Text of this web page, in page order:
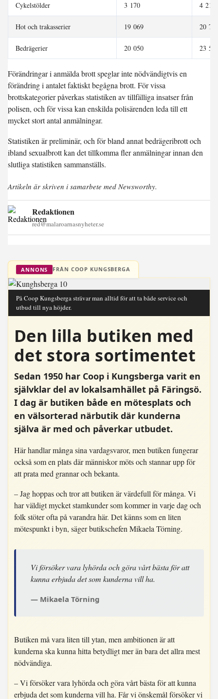
Cykelstölder 3 170 4 210
Hot och trakasserier 19 069 20
Bedrägerier 20 050 23
Förändringar i anmälda brott speglar inte nödvändigtvis en
förändring i antalet faktiskt begågna brott. För vissa
brottskategorier påverkas statistiken av tillfälliga insatser från
polisen, och för vissa kan enskilda polisärenden leda till ett
mycket stort antal anmälningar.
Statistiken är preliminär, och för bland annat bedrägeribrott och
ibland sexualbrott kan det tillkomma fler anmälningar innan den
slutliga statistiken sammanställs.
Artikeln är skriven i samarbete med Newsworthy.
Redaktionen
red@malaroarnasnyheter.se
ANNONS FRÅN COOP KUNGSBERGA
På Coop Kungsberga strävar man alltid för att ta både service och
utbud till nya höjder.
Den lilla butiken med
det stora sortimentet
Sedan 1950 har Coop i Kungsberga varit en
självklar del av lokalsamhället på Färingsö.
I dag är butiken både en mötesplats och
en välsorterad närbutik där kunderna
själva är med och påverkar utbudet.
Här handlar många sina vardagsvaror, men butiken fungerar
också som en plats där människor möts och stannar upp för
att prata med grannar och bekanta.
– Jag hoppas och tror att butiken är värdefull för många. Vi
har väldigt mycket stamkunder som kommer in varje dag och
folk stöter ofta på varandra här. Det känns som en liten
mötespunkt i byn, säger butikschefen Mikaela Törning.
Vi försöker vara lyhörda och göra vårt bästa för att
kunna erbjuda det som kunderna vill ha.
Mikaela Törning
Butiken må vara liten till ytan, men ambitionen är att
kunderna ska kunna hitta betydligt mer än bara det allra mest
nödvändiga.
– Vi försöker vara lyhörda och göra vårt bästa för att kunna
erbjuda det som kunderna vill ha. Får vi önskemål försöker vi